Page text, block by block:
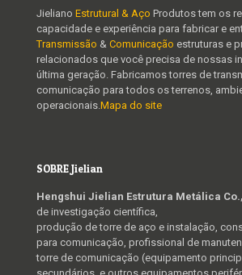
Jieliano Estrutural & Aço Produtos tem os
capacidade e experiência para fabricar e
Transmissão & Comunicação estruturas e
relacionados que você precisa de nossas
última geração. Fabricamos torres de
comunicação para todos os terrenos,
operacionais. Mapa do site
SOBRE Jielian
Hengshui Jielian Estrutura Metálica
de investigação científica,
produção de torre de aço e instalação,
para comunicação, profissional de
torre de comunicação (equipamento